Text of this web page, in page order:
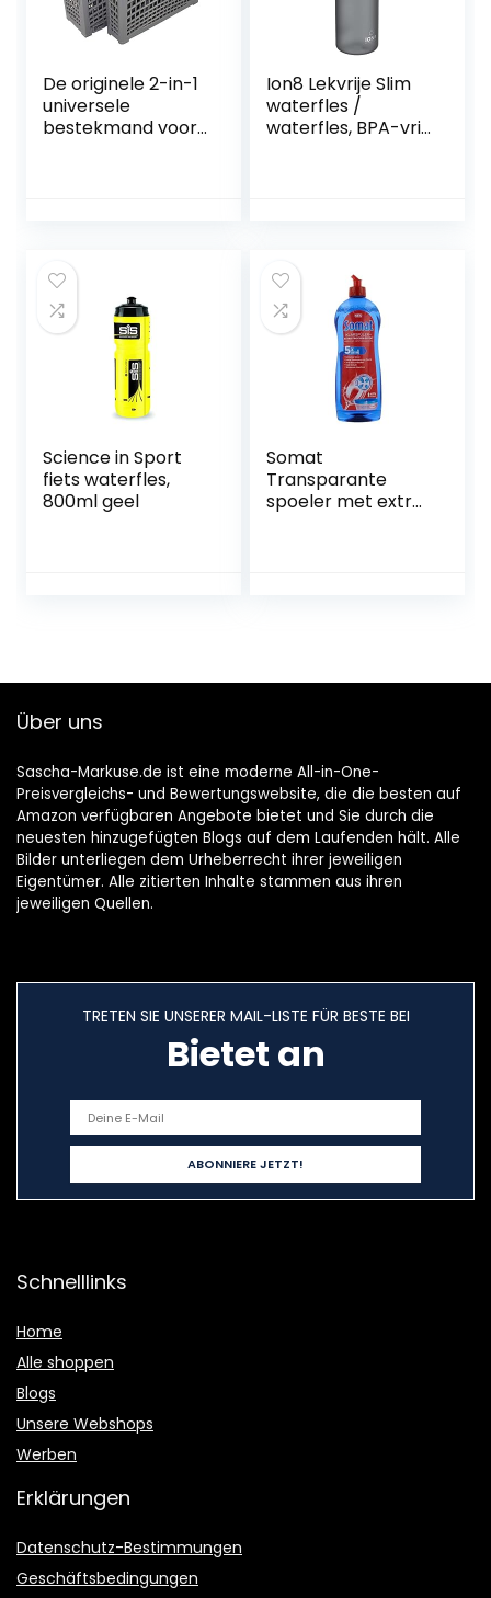
De originele 2-in-1
universele
bestekmand voor
hittebestendige
versterkte
kunststof
Ion8 Lekvrije Slim
waterfles /
waterfles, BPA-vrij,
Science in Sport
fiets waterfles,
800ml geel
Somat
Transparante
spoeler met extra
Über uns
Sascha-Markuse.de ist eine moderne All-in-One-
Preisvergleichs- und Bewertungswebsite, die die besten auf
Amazon verfügbaren Angebote bietet und Sie durch die
neuesten hinzugefügten Blogs auf dem Laufenden hält. Alle
Bilder unterliegen dem Urheberrecht ihrer jeweiligen
Eigentümer. Alle zitierten Inhalte stammen aus ihren
jeweiligen Quellen.
TRETEN SIE UNSERER MAIL-LISTE FÜR BESTE BEI
Bietet an
Schnelllinks
Home
Alle shoppen
Blogs
Unsere Webshops
Werben
Erklärungen
Datenschutz-Bestimmungen
Geschäftsbedingungen